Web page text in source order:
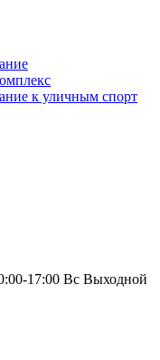
к уличным спорт
17:00 Вс Выходной